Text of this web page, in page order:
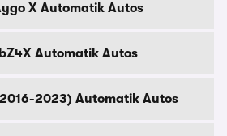
X Automatik Autos
Automatik Autos
2023) Automatik Autos